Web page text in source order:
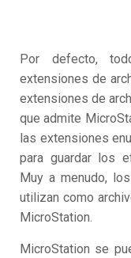
Por defecto,
extensiones de
extensiones de
que admite
las extensiones
para guardar los
Muy a menudo,
utilizan como
MicroStation.
MicroStation se